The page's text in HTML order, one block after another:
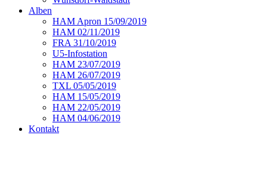
Alben
HAM Apron 15/09/2019
HAM 02/11/2019
FRA 31/10/2019
U5-Infostation
HAM 23/07/2019
HAM 26/07/2019
TXL 05/05/2019
HAM 15/05/2019
HAM 22/05/2019
HAM 04/06/2019
Kontakt